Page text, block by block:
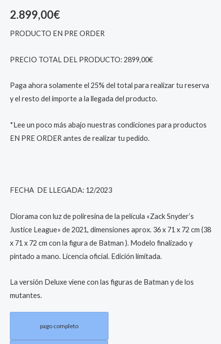
2.899,00€
PRODUCTO EN PRE ORDER
PRECIO TOTAL DEL PRODUCTO: 2899,00€
Paga ahora solamente el 25% del total para realizar tu reserva
y el resto del importe a la llegada del producto.
*Lee un poco más abajo nuestras condiciones para productos
EN PRE ORDER antes de realizar tu pedido.
FECHA DE LLEGADA: 12/2023
Diorama con luz de poliresina de la película «Zack Snyder’s
Justice League» de 2021, dimensiones aprox. 36 x 71 x 72 cm (38
x 71 x 72 cm con la figura de Batman ). Modelo finalizado y
pintado a mano. Licencia oficial. Edición limitada.
La versión Deluxe viene con las figuras de Batman y de los
mutantes.
pago completo
36
quantity